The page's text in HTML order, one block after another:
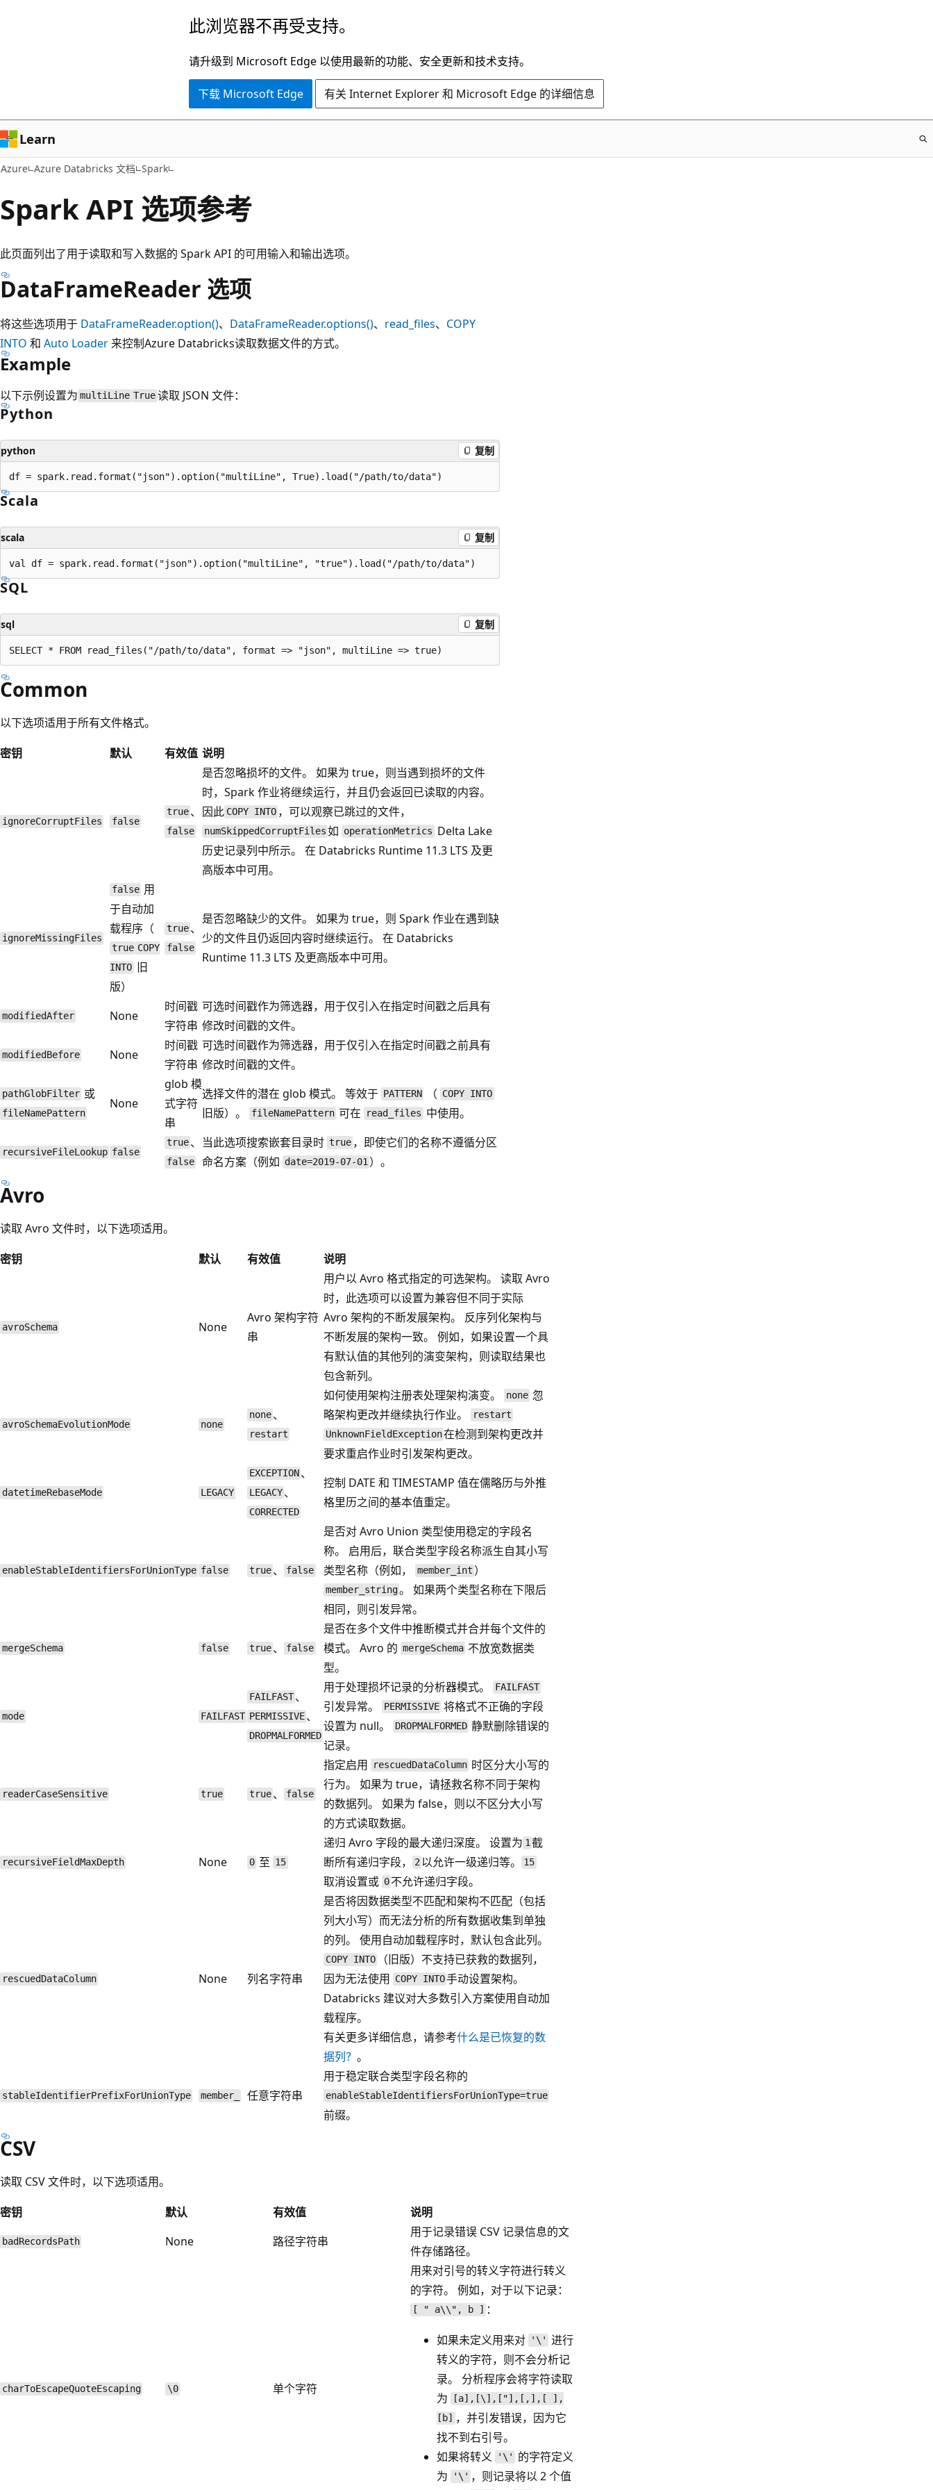
容
此浏览器不再受支持。
请升级到 Microsoft Edge 以使用最新的功能、安全更新和技术支持。
下载 Microsoft Edge 有关 Internet Explorer 和 Microsoft Edge 的详细信息
Learn
Azure Azure Databricks 文档 Spark
Spark API 选项参考
此页面列出了用于读取和写入数据的 Spark API 的可用输入和输出选项。
DataFrameReader 选项
将这些选项用于 DataFrameReader.option()、 DataFrameReader.options()、 read_files、 COPY
INTO 和 Auto Loader 来控制Azure Databricks读取数据文件的方式。
Example
以下示例设置为 multiLine True读取 JSON 文件：
Python
python 复制
Scala
scala 复制
SQL
sql 复制
Common
以下选项适用于所有文件格式。
密钥
默认 有效值 说明
ignoreCorruptFiles false
true 、
false
是否忽略损坏的文件。 如果为 true，则当遇到损坏的文件
时，Spark 作业将继续运行，并且仍会返回已读取的内容。
因此 COPY INTO ，可以观察已跳过的文件，
numSkippedCorruptFiles 如 operationMetrics Delta Lake
历史记录列中所示。 在 Databricks Runtime 11.3 LTS 及更
高版本中可用。
ignoreMissingFiles
false 用
于自动加
载程序（
true COPY
INTO 旧
版）
true 、
false
是否忽略缺少的文件。 如果为 true，则 Spark 作业在遇到缺
少的文件且仍返回内容时继续运行。 在 Databricks
Runtime 11.3 LTS 及更高版本中可用。
modifiedAfter None
时间戳
字符串
可选时间戳作为筛选器，用于仅引入在指定时间戳之后具有
修改时间戳的文件。
modifiedBefore None
时间戳
字符串
可选时间戳作为筛选器，用于仅引入在指定时间戳之前具有
修改时间戳的文件。
pathGlobFilter 或
fileNamePattern
None
glob 模
式字符
串
选择文件的潜在 glob 模式。 等效于 PATTERN （ COPY INTO
旧版）。 fileNamePattern 可在 read_files 中使用。
recursiveFileLookup false
true 、
false
当此选项搜索嵌套目录时 true ，即使它们的名称不遵循分区
命名方案（例如 date=2019-07-01 ）。
Avro
读取 Avro 文件时，以下选项适用。
密钥
默认 有效值 说明
avroSchema None
Avro 架构字符
串
用户以 Avro 格式指定的可选架构。 读取 Avro
时，此选项可以设置为兼容但不同于实际
Avro 架构的不断发展架构。 反序列化架构与
不断发展的架构一致。 例如，如果设置一个具
有默认值的其他列的演变架构，则读取结果也
包含新列。
avroSchemaEvolutionMode none
none 、
restart
如何使用架构注册表处理架构演变。 none 忽
略架构更改并继续执行作业。
restart
UnknownFieldException在检测到架构更改并
要求重启作业时引发架构更改。
datetimeRebaseMode LEGACY
EXCEPTION 、
LEGACY 、
CORRECTED
控制 DATE 和 TIMESTAMP 值在儒略历与外推
格里历之间的基本值重定。
enableStableIdentifiersForUnionType false true 、 false
是否对 Avro Union 类型使用稳定的字段名
称。 启用后，联合类型字段名称派生自其小写
类型名称（例如，
member_int ）
member_string。 如果两个类型名称在下限后
相同，则引发异常。
mergeSchema false true 、 false
是否在多个文件中推断模式并合并每个文件的
模式。 Avro 的 mergeSchema 不放宽数据类
型。
mode FAILFAST
FAILFAST 、
PERMISSIVE 、
DROPMALFORMED
用于处理损坏记录的分析器模式。 FAILFAST
引发异常。 PERMISSIVE 将格式不正确的字段
设置为 null。
DROPMALFORMED 静默删除错误的
记录。
readerCaseSensitive true true 、 false
指定启用 rescuedDataColumn 时区分大小写的
行为。 如果为 true，请拯救名称不同于架构
的数据列。 如果为 false，则以不区分大小写
的方式读取数据。
recursiveFieldMaxDepth None 0 至 15
递归 Avro 字段的最大递归深度。 设置为 1截
断所有递归字段，
2 以允许一级递归等。 15
取消设置或 0 不允许递归字段。
rescuedDataColumn None 列名字符串
是否将因数据类型不匹配和架构不匹配（包括
列大小写）而无法分析的所有数据收集到单独
的列。 使用自动加载程序时，默认包含此列。
COPY INTO
（旧版）不支持已获救的数据列，
因为无法使用 COPY INTO手动设置架构。
Databricks 建议对大多数引入方案使用自动加
载程序。
有关更多详细信息，请参考什么是已恢复的数
据列？ 。
stableIdentifierPrefixForUnionType member_ 任意字符串
用于稳定联合类型字段名称的
enableStableIdentifiersForUnionType=true
前缀。
CSV
读取 CSV 文件时，以下选项适用。
密钥
默认 有效值 说明
badRecordsPath None 路径字符串
用于记录错误 CSV 记录信息的文
件存储路径。
charToEscapeQuoteEscaping \0 单个字符
用来对引号的转义字符进行转义
的字符。 例如，对于以下记录：
[ " a\\", b ] ：
如果未定义用来对
'\' 进行
转义的字符，则不会分析记
录。 分析程序会将字符读取
为
[a],[\],["],[,],[ ],
[b] ，并引发错误，因为它
找不到右引号。
如果将转义
'\'
的字符定义
为
'\' ，则记录将以 2 个值